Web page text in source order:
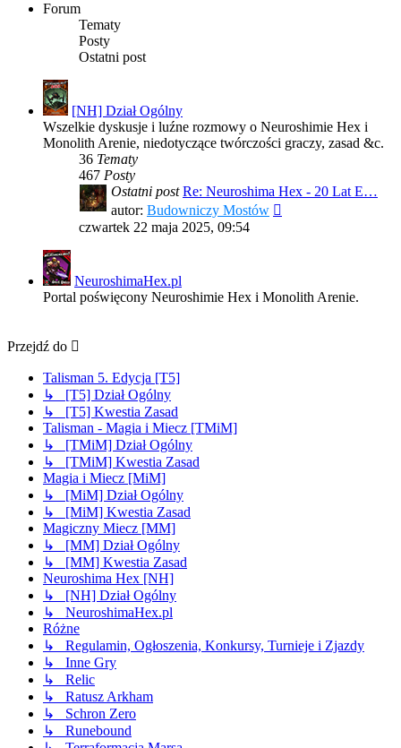
Forum
Tematy
Posty
Ostatni post
[NH] Dział Ogólny
Wszelkie dyskusje i luźne rozmowy o Neuroshimie Hex i
Monolith Arenie, niedotyczące twórczości graczy, zasad &c.
36 Tematy
467 Posty
Ostatni post Re: Neuroshima Hex - 20 Lat E…
autor: Budowniczy Mostów
czwartek 22 maja 2025, 09:54
NeuroshimaHex.pl
Portal poświęcony Neuroshimie Hex i Monolith Arenie.
Przejdź do
Talisman 5. Edycja [T5]
↳ [T5] Dział Ogólny
↳ [T5] Kwestia Zasad
Talisman - Magia i Miecz [TMiM]
↳ [TMiM] Dział Ogólny
↳ [TMiM] Kwestia Zasad
Magia i Miecz [MiM]
↳ [MiM] Dział Ogólny
↳ [MiM] Kwestia Zasad
Magiczny Miecz [MM]
↳ [MM] Dział Ogólny
↳ [MM] Kwestia Zasad
Neuroshima Hex [NH]
↳ [NH] Dział Ogólny
↳ NeuroshimaHex.pl
Różne
↳ Regulamin, Ogłoszenia, Konkursy, Turnieje i Zjazdy
↳ Inne Gry
↳ Relic
↳ Ratusz Arkham
↳ Schron Zero
↳ Runebound